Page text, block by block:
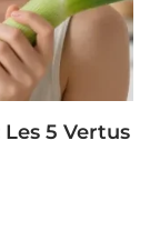
5 Vertus